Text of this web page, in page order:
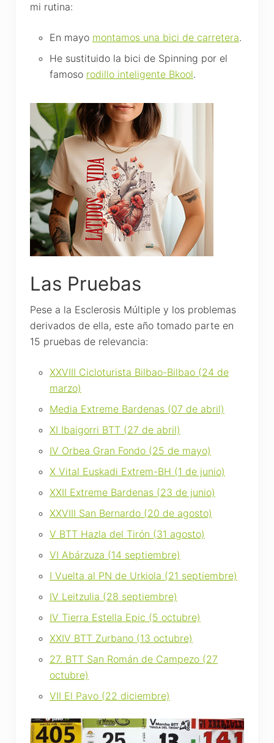
mi rutina:
En mayo montamos una bici de carretera.
He sustituido la bici de Spinning por el
famoso rodillo inteligente Bkool.
Las Pruebas
Pese a la Esclerosis Múltiple y los problemas
derivados de ella, este año tomado parte en
15 pruebas de relevancia:
XXVIII Cicloturista Bilbao-Bilbao (24 de
marzo)
Media Extreme Bardenas (07 de abril)
XI Ibaigorri BTT (27 de abril)
IV Orbea Gran Fondo (25 de mayo)
X Vital Euskadi Extrem-BH (1 de junio)
XXII Extreme Bardenas (23 de junio)
XXVIII San Bernardo (20 de agosto)
V BTT Hazla del Tirón (31 agosto)
VI Abárzuza (14 septiembre)
I Vuelta al PN de Urkiola (21 septiembre)
IV Leitzulia (28 septiembre)
IV Tierra Estella Epic (5 octubre)
XXIV BTT Zurbano (13 octubre)
27. BTT San Román de Campezo (27
octubre)
VII El Pavo (22 diciembre)